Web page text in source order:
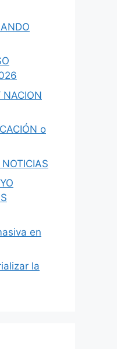
NACION
o
en
la